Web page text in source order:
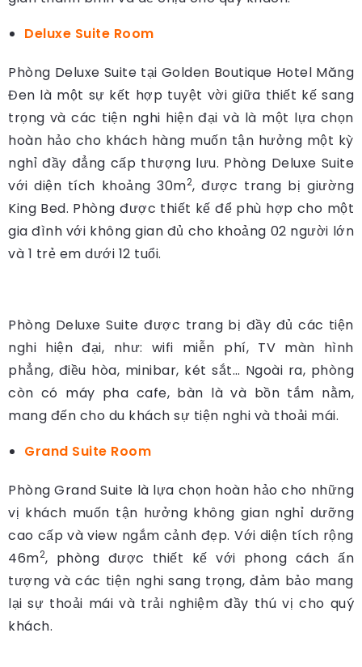
Deluxe Suite Room
Phòng Deluxe Suite tại Golden Boutique Hotel Măng
Đen là một sự kết hợp tuyệt vời giữa thiết kế sang
trọng và các tiện nghi hiện đại và là một lựa chọn
hoàn hảo cho khách hàng muốn tận hưởng một kỳ
nghỉ đầy đẳng cấp thượng lưu. Phòng Deluxe Suite
với diện tích khoảng 30m2, được trang bị giường
King Bed. Phòng được thiết kế để phù hợp cho một
gia đình với không gian đủ cho khoảng 02 người lớn
và 1 trẻ em dưới 12 tuổi.
Phòng Deluxe Suite được trang bị đầy đủ các tiện
nghi hiện đại, như: wifi miễn phí, TV màn hình
phẳng, điều hòa, minibar, két sắt… Ngoài ra, phòng
còn có máy pha cafe, bàn là và bồn tắm nằm,
mang đến cho du khách sự tiện nghi và thoải mái.
Grand Suite Room
Phòng Grand Suite là lựa chọn hoàn hảo cho những
vị khách muốn tận hưởng không gian nghỉ dưỡng
cao cấp và view ngắm cảnh đẹp. Với diện tích rộng
46m2, phòng được thiết kế với phong cách ấn
tượng và các tiện nghi sang trọng, đảm bảo mang
lại sự thoải mái và trải nghiệm đầy thú vị cho quý
khách.